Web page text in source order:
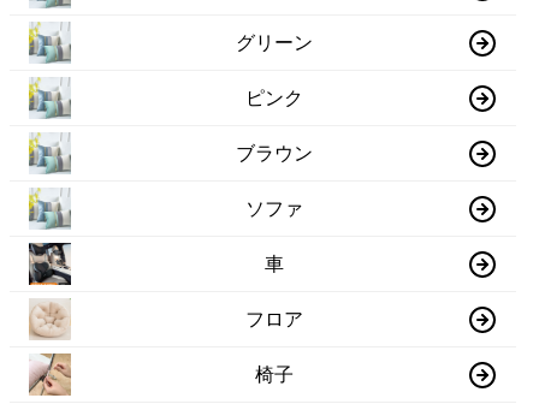
グリーン
ピンク
ブラウン
ソファ
車
フロア
椅子